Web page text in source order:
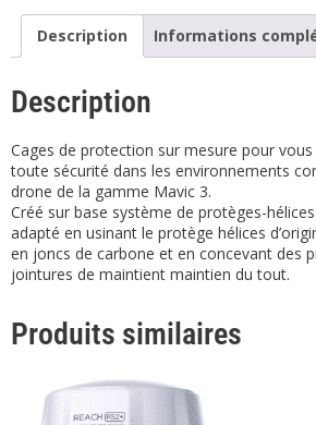
Description Informations
Description
Cages de protection sur mesure pour
toute sécurité dans les environnements
drone de la gamme Mavic 3.
Créé sur base système de protèges-
adapté en usinant le protège hélices
en joncs de carbone et en concevant des
jointures de maintient maintien du tout.
Produits similaires